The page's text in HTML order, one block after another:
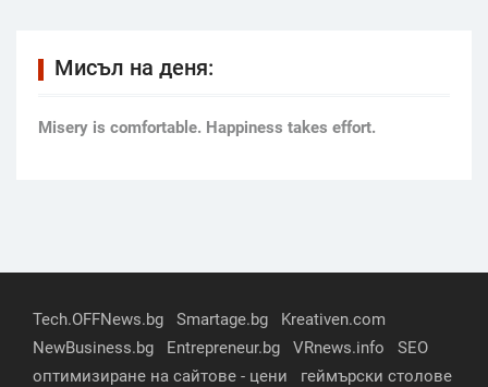
Мисъл на деня:
Мisery is comfortable. Happiness takes effort.
Tech.OFFNews.bg Smartage.bg
Kreativen.com
NewBusiness.bg
Entrepreneur.bg VRnews.info
SEO
оптимизиране на сайтове - цени
геймърски столове